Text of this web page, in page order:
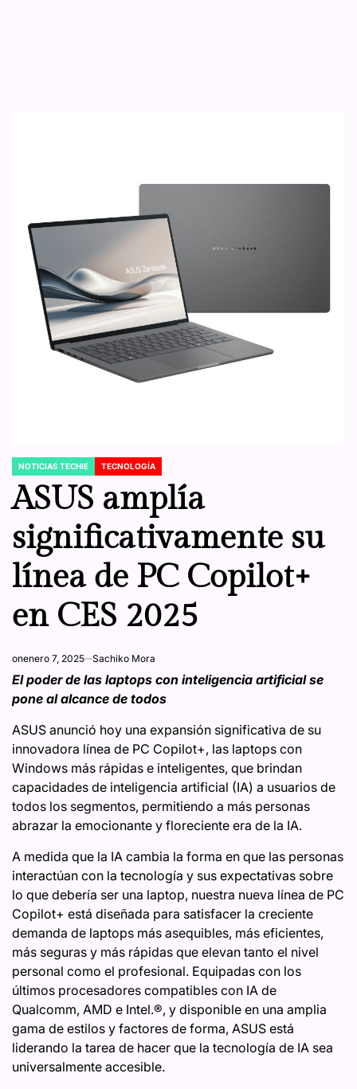
POSTED
IN
NOTICIAS TECHIE TECNOLOGÍA
ASUS amplía
significativamente su
línea de PC Copilot+
en CES 2025
onenero 7, 2025 Sachiko Mora
El poder de las laptops con inteligencia artificial se
pone al alcance de todos
ASUS anunció hoy una expansión significativa de su
innovadora línea de PC Copilot+, las laptops con
Windows más rápidas e inteligentes, que brindan
capacidades de inteligencia artificial (IA) a usuarios de
todos los segmentos, permitiendo a más personas
abrazar la emocionante y floreciente era de la IA.
A medida que la IA cambia la forma en que las personas
interactúan con la tecnología y sus expectativas sobre
lo que debería ser una laptop, nuestra nueva línea de PC
Copilot+ está diseñada para satisfacer la creciente
demanda de laptops más asequibles, más eficientes,
más seguras y más rápidas que elevan tanto el nivel
personal como el profesional. Equipadas con los
últimos procesadores compatibles con IA de
Qualcomm, AMD e Intel.®, y disponible en una amplia
gama de estilos y factores de forma, ASUS está
liderando la tarea de hacer que la tecnología de IA sea
universalmente accesible.